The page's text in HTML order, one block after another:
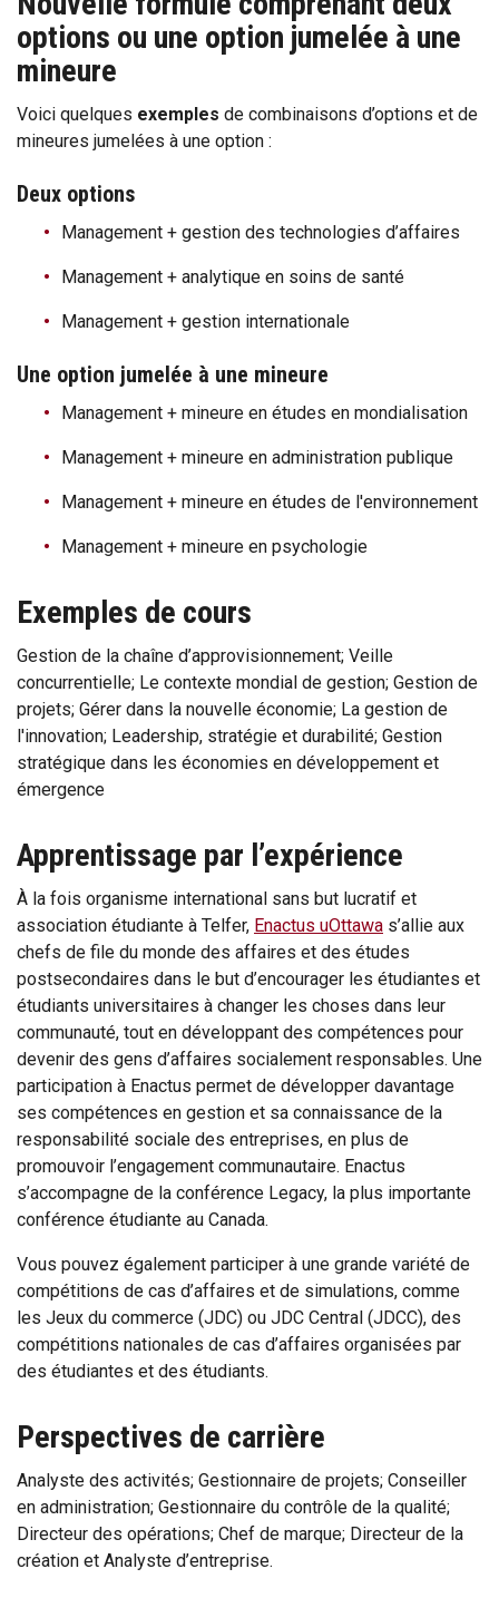
options ou une option jumelée à une
mineure
Voici quelques exemples de combinaisons d’options et de
mineures jumelées à une option :
Deux options
Management + gestion des technologies d’affaires
Management + analytique en soins de santé
Management + gestion internationale
Une option jumelée à une mineure
Management + mineure en études en mondialisation
Management + mineure en administration publique
Management + mineure en études de l'environnement
Management + mineure en psychologie
Exemples de cours
Gestion de la chaîne d’approvisionnement; Veille
concurrentielle; Le contexte mondial de gestion; Gestion de
projets; Gérer dans la nouvelle économie; La gestion de
l'innovation; Leadership, stratégie et durabilité; Gestion
stratégique dans les économies en développement et
émergence
Apprentissage par l’expérience
À la fois organisme international sans but lucratif et
association étudiante à Telfer, Enactus uOttawa s’allie aux
chefs de file du monde des affaires et des études
postsecondaires dans le but d’encourager les étudiantes et
étudiants universitaires à changer les choses dans leur
communauté, tout en développant des compétences pour
devenir des gens d’affaires socialement responsables. Une
participation à Enactus permet de développer davantage
ses compétences en gestion et sa connaissance de la
responsabilité sociale des entreprises, en plus de
promouvoir l’engagement communautaire. Enactus
s’accompagne de la conférence Legacy, la plus importante
conférence étudiante au Canada.
Vous pouvez également participer à une grande variété de
compétitions de cas d’affaires et de simulations, comme
les Jeux du commerce (JDC) ou JDC Central (JDCC), des
compétitions nationales de cas d’affaires organisées par
des étudiantes et des étudiants.
Perspectives de carrière
Analyste des activités; Gestionnaire de projets; Conseiller
en administration; Gestionnaire du contrôle de la qualité;
Directeur des opérations; Chef de marque; Directeur de la
création et Analyste d’entreprise.